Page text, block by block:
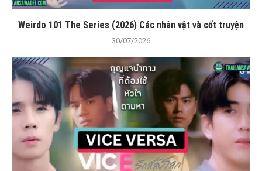
Weirdo 101 The Series (2026) Các nhân vật và cốt truyện
30/07/2026